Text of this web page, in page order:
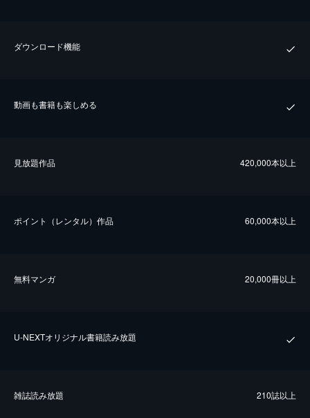
ダウンロード機能
動画も書籍も楽しめる
⾒放題作品 420,000本以上
ポイント（レンタル）作品 60,000本以上
無料マンガ 20,000冊以上
U-NEXTオリジナル書籍読み放題
雑誌読み放題 210誌以上